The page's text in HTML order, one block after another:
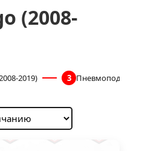
(2008-
2019) 3 Пневмоподвеска